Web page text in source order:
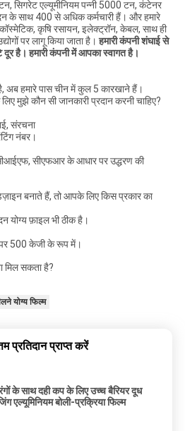
सिगरेट एल्यूमीनियम पन्नी 5000 टन, कंटेनर
के साथ 400 से अधिक कर्मचारी हैं। और हमारे
कॉस्मेटिक, कृषि रसायन, इलेक्ट्रॉन, केबल, साथ ही
पर लागू किया जाता है।हमारी कंपनी शंघाई से
दूर है। हमारी कंपनी में आपका स्वागत है।
अब हमारे पास चीन में कुल 5 कारखाने हैं।
मुझे कौन सी जानकारी प्रदान करनी चाहिए?
संरचना
नंबर।
सीएफआर के आधार पर उद्धरण की
बनाते हैं, तो आपके लिए किस प्रकार का
योग्य फ़ाइल भी ठीक है।
पर 500 केजी के रूप में।
सकता है?
योग्य फिल्म
प्रतिदान प्राप्त करें
के साथ दही कप के लिए उच्च बैरियर दूध
एल्यूमिनियम बोली-प्रक्रिया फिल्म